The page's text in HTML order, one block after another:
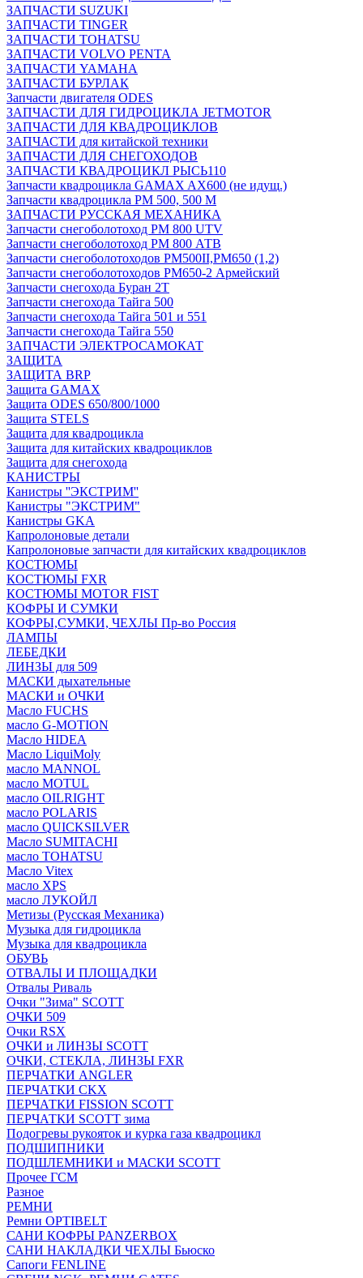
ЗАПЧАСТИ SUZUKI
ЗАПЧАСТИ TINGER
ЗАПЧАСТИ TOHATSU
ЗАПЧАСТИ VOLVO PENTA
ЗАПЧАСТИ YAMAHA
ЗАПЧАСТИ БУРЛАК
Запчасти двигателя ODES
ЗАПЧАСТИ ДЛЯ ГИДРОЦИКЛА JETMOTOR
ЗАПЧАСТИ ДЛЯ КВАДРОЦИКЛОВ
ЗАПЧАСТИ для китайской техники
ЗАПЧАСТИ ДЛЯ СНЕГОХОДОВ
ЗАПЧАСТИ КВАДРОЦИКЛ РЫСЬ110
Запчасти квадроцикла GAMAX AX600 (не идущ.)
Запчасти квадроцикла РМ 500, 500 М
ЗАПЧАСТИ РУССКАЯ МЕХАНИКА
Запчасти снегоболотоход РМ 800 UTV
Запчасти снегоболотоход РМ 800 АТВ
Запчасти снегоболотоходов РМ500II,РМ650 (1,2)
Запчасти снегоболотоходов РМ650-2 Армейский
Запчасти снегохода Буран 2Т
Запчасти снегохода Тайга 500
Запчасти снегохода Тайга 501 и 551
Запчасти снегохода Тайга 550
ЗАПЧАСТИ ЭЛЕКТРОСАМОКАТ
ЗАЩИТА
ЗАЩИТА BRP
Защита GAMAX
Защита ODES 650/800/1000
Защита STELS
Защита для квадроцикла
Защита для китайских квадроциклов
Защита для снегохода
КАНИСТРЫ
Канистры ''ЭКСТРИМ''
Канистры "ЭКСТРИМ"
Канистры GKA
Капролоновые детали
Капролоновые запчасти для китайских квадроциклов
КОСТЮМЫ
КОСТЮМЫ FXR
КОСТЮМЫ MOTOR FIST
КОФРЫ И СУМКИ
КОФРЫ,СУМКИ, ЧЕХЛЫ Пр-во Россия
ЛАМПЫ
ЛЕБЕДКИ
ЛИНЗЫ для 509
МАСКИ дыхательные
МАСКИ и ОЧКИ
Масло FUCHS
масло G-MOTION
Масло HIDEA
Масло LiquiMoly
масло MANNOL
масло MOTUL
масло OILRIGHT
масло POLARIS
масло QUICKSILVER
Масло SUMITACHI
масло TOHATSU
Масло Vitex
масло XPS
масло ЛУКОЙЛ
Метизы (Русская Механика)
Музыка для гидроцикла
Музыка для квадроцикла
ОБУВЬ
ОТВАЛЫ И ПЛОЩАДКИ
Отвалы Риваль
Очки "Зима" SCOTT
ОЧКИ 509
Очки RSX
ОЧКИ и ЛИНЗЫ SCOTT
ОЧКИ, СТЕКЛА, ЛИНЗЫ FXR
ПЕРЧАТКИ ANGLER
ПЕРЧАТКИ CKX
ПЕРЧАТКИ FISSION SCOTT
ПЕРЧАТКИ SCOTT зима
Подогревы рукояток и курка газа квадроцикл
ПОДШИПНИКИ
ПОДШЛЕМНИКИ и МАСКИ SCOTT
Прочее ГСМ
Разное
РЕМНИ
Ремни OPTIBELT
САНИ КОФРЫ PANZERBOX
САНИ НАКЛАДКИ ЧЕХЛЫ Бьюско
Сапоги FENLINE